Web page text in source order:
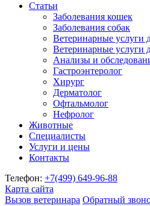
Статьи
Заболевания кошек
Заболевания собак
Ветеринарные услуги
Ветеринарные услуги
Анализы и
Гастроэнтеролог
Хирург
Дерматолог
Офтальмолог
Нефролог
Животные
Специалисты
Услуги и цены
Контакты
Телефон: +7(499) 649-96-88
Карта сайта
Вызов ветеринара Обратный